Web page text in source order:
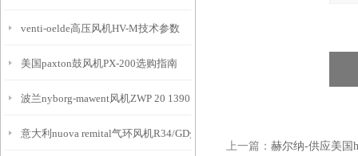
venti-oelde高压风机HV-M技术参数
美国paxton鼓风机PX-200选购指南
波兰nyborg-mawent风机ZWP 20 1390 rpm介绍
意大利nuova remital气环风机R34/GD介绍
上一篇： 赫尔纳-供应美国